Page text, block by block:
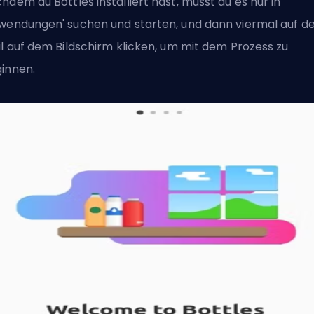
suchen und starten, und dann viermal auf
auf dem Bildschirm klicken, um mit dem Prozess zu